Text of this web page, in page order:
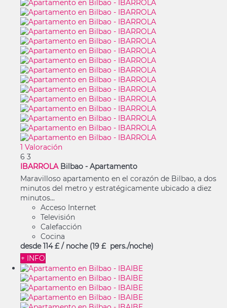
1 Valoración
6 3
IBARROLA Bilbao - Apartamento
Maravilloso apartamento en el corazón de Bilbao, a dos
minutos del metro y estratégicamente ubicado a diez
minutos...
Acceso Internet
Televisión
Calefacción
Cocina
desde 114 £ / noche (19 £ pers./noche)
+ INFO